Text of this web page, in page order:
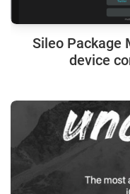
Sileo Package
device